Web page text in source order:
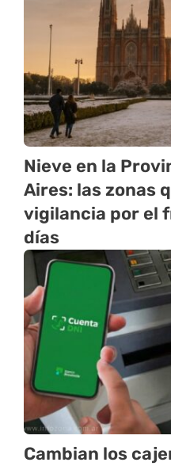
Nieve en la
Aires: las zonas
vigilancia por el
días
Cambian los